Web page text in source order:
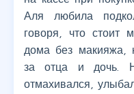
Аля любила
говоря, что стоит
дома без макияжа,
за отца и дочь.
отмахивался,